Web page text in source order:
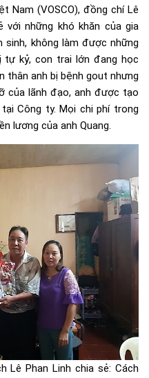
Nam (VOSCO), đồng chí Lê
với những khó khăn của gia
sinh, không làm được những
tự kỷ, con trai lớn đang học
thân anh bị bệnh gout nhưng
của lãnh đạo, anh được tạo
Công ty. Mọi chi phí trong
lương của anh Quang.
Lê Phan Linh chia sẻ: Cách